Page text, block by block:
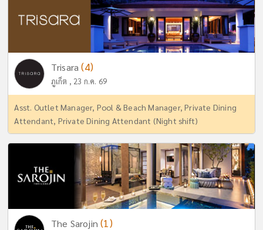
Trisara(4)
ภูเก็ต , 23 ก.ค. 69
Asst. Outlet Manager, Pool & Beach Manager, Private Dining
Attendant, Private Dining Attendant (Night shift)
The Sarojin(1)